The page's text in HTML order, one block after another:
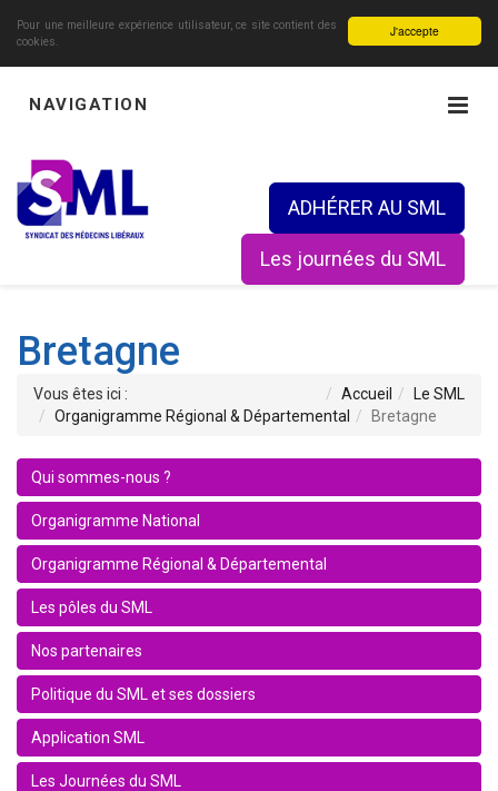
J'accepte
Pour une meilleure expérience utilisateur, ce site contient des
cookies.
NAVIGATION
ADHÉRER AU SML
Les journées du SML
Bretagne
Vous êtes ici : Accueil
Le SML
Organigramme Régional & Départemental
Bretagne
Qui sommes-nous ?
Organigramme National
Organigramme Régional & Départemental
Les pôles du SML
Nos partenaires
Politique du SML et ses dossiers
Application SML
Les Journées du SML